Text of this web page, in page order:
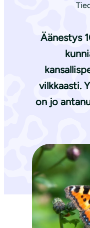
Äänestys
vilkkaasti.
on jo